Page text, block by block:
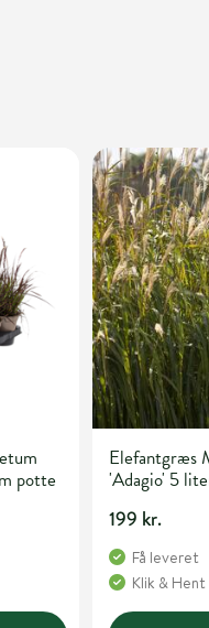
potte
Elefantgræs
'Adagio' 5
199 kr.
Få leveret
Klik & Hent